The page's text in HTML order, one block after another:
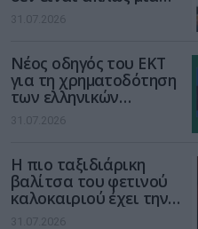
νέα τεχνολογία, είναι
μια νέα βιομηχανική
31.07.2026
Νέος οδηγός του ΕΚΤ
για τη χρηματοδότηση
των ελληνικών
επιχειρήσεων στον
χώρο της άμυνας
31.07.2026
Η πιο ταξιδιάρικη
βαλίτσα του φετινού
καλοκαιριού έχει την
υπογραφή της Xiaomi
31.07.2026